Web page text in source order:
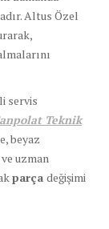
Altus Özel
servis
Teknik
beyaz
uzman
parça değişimi